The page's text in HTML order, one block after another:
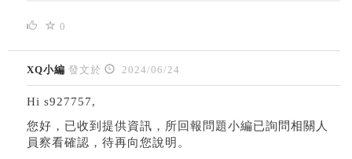
0
XQ小編 發文於 2024/06/24
Hi s927757,
您好，已收到提供資訊，所回報問題小編已詢問相關人
員察看確認，待再向您說明。